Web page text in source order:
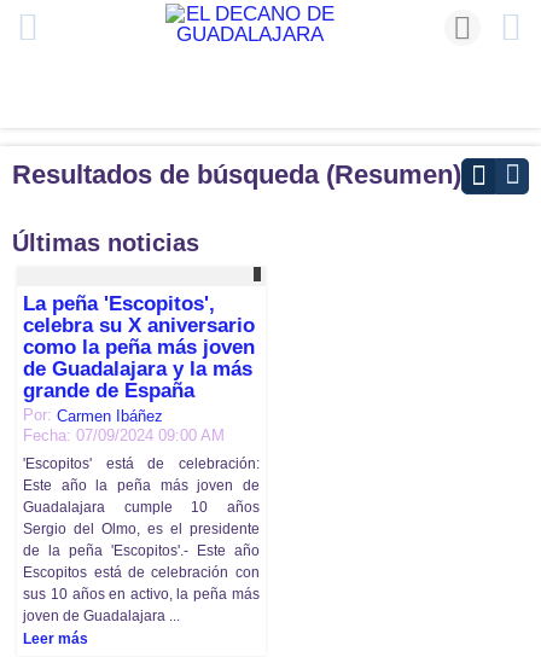
Resultados de búsqueda (Resumen)
Últimas noticias
La peña 'Escopitos',
celebra su X aniversario
como la peña más joven
de Guadalajara y la más
grande de España
Por:Carmen Ibáñez
Fecha: 07/09/2024 09:00 AM
'Escopitos' está de celebración:
Este año la peña más joven de
Guadalajara cumple 10 años
Sergio del Olmo, es el presidente
de la peña 'Escopitos'.- Este año
Escopitos está de celebración con
sus 10 años en activo, la peña más
joven de Guadalajara ...
Leer más